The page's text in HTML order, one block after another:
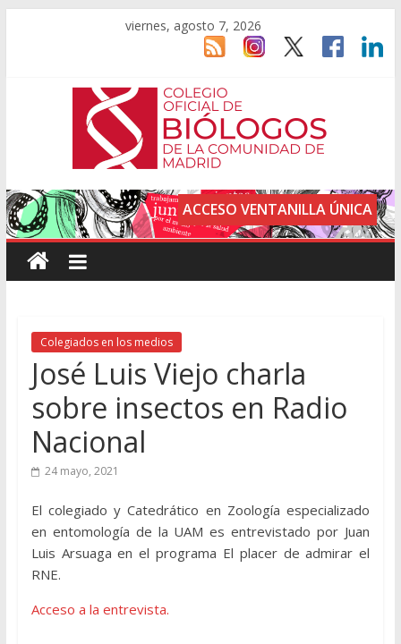
viernes, agosto 7, 2026
ACCESO VENTANILLA ÚNICA
Colegiados en los medios
José Luis Viejo charla
sobre insectos en Radio
Nacional
24 mayo, 2021
El colegiado y Catedrático en Zoología especializado
en entomología de la UAM es entrevistado por Juan
Luis Arsuaga en el programa El placer de admirar el
RNE.
Acceso a la entrevista.